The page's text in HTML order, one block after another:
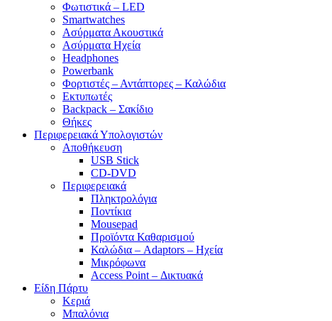
Φωτιστικά – LED
Smartwatches
Ασύρματα Ακουστικά
Ασύρματα Ηχεία
Headphones
Powerbank
Φορτιστές – Αντάπτορες – Καλώδια
Εκτυπωτές
Backpack – Σακίδιο
Θήκες
Περιφερειακά Υπολογιστών
Αποθήκευση
USB Stick
CD-DVD
Περιφερειακά
Πληκτρολόγια
Ποντίκια
Mousepad
Προϊόντα Καθαρισμού
Καλώδια – Adaptors – Ηχεία
Μικρόφωνα
Access Point – Δικτυακά
Είδη Πάρτυ
Κεριά
Μπαλόνια